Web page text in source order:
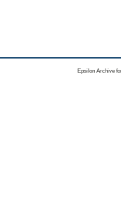
Epsilon Archive